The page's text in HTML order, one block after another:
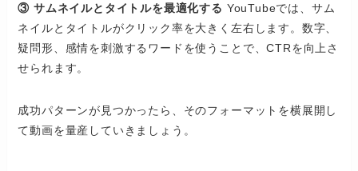
③ サムネイルとタイトルを最適化する YouTubeでは、サム
ネイルとタイトルがクリック率を大きく左右します。数字、
疑問形、感情を刺激するワードを使うことで、CTRを向上さ
せられます。
成功パターンが見つかったら、そのフォーマットを横展開し
て動画を量産していきましょう。